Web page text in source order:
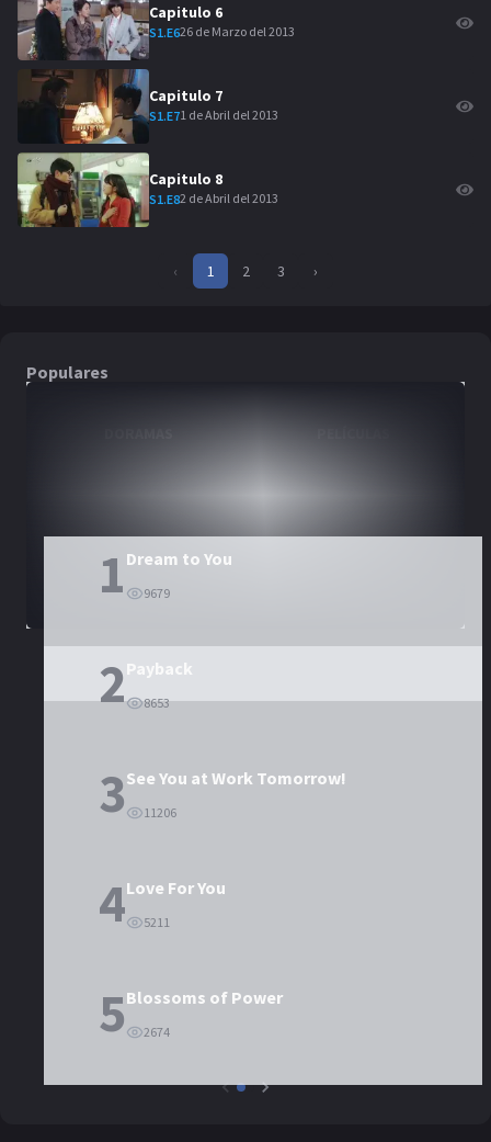
Capitulo 6
S1.E626 de Marzo del 2013
Capitulo 7
S1.E71 de Abril del 2013
Capitulo 8
S1.E82 de Abril del 2013
‹ 1 2 3 ›
Populares
1 Dream to You
9679
2Payback
8653
3See You at Work Tomorrow!
11206
4Love For You
5211
5Blossoms of Power
2674